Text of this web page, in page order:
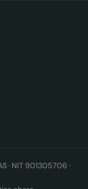
· NIT 901305706 ·